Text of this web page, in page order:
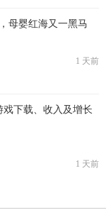
陆续收购多家
母婴红海又一黑马
1 天前
戏下载、收入及增长
1 天前